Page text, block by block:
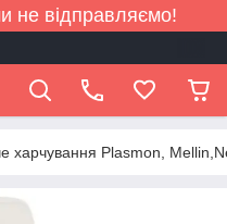
не відправляємо!
харчування Plasmon,